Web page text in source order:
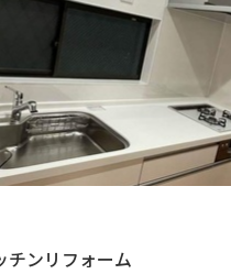
ンリフォーム